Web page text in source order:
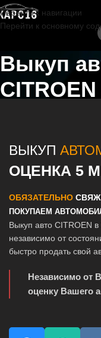
Перейти к навигации
Перейти к основному
Выкуп
ВЫКУП
ОЦЕНКА 5
ОБЯЗАТЕЛЬНО
ПОКУПАЕМ
Выкуп авто CITROEN
независимо от
быстро продать свой
Независимо от
оценку Вашего